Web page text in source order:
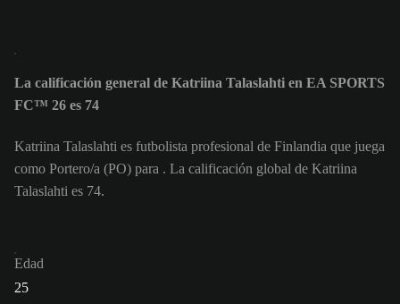
La calificación general de Katriina Talaslahti en EA SPORTS
FC™ 26 es 74
Katriina Talaslahti es futbolista profesional de Finlandia que juega
como Portero/a (PO) para . La calificación global de Katriina
Talaslahti es 74.
Edad
25